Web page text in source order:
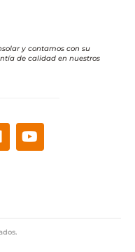
y contamos con su
de calidad en nuestros